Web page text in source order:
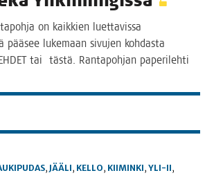
on kaik­kien luet­ta­vis­sa
pää­see luke­maan sivu­jen koh­das­ta
tai täs­tä. Ran­ta­poh­jan pape­ri­leh­ti
, JÄÄLI, KELLO, KIIMINKI, YLI-II,